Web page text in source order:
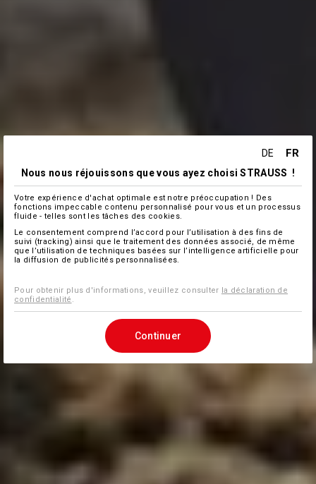
DE FR
Nous nous réjouissons que vous ayez choisi STRAUSS !
Votre expérience d'achat optimale est notre préoccupation ! Des
fonctions impeccable contenu personnalisé pour vous et un processus
fluide - telles sont les tâches des cookies.
Le consentement comprend l’accord pour l’utilisation à des fins de
suivi (tracking) ainsi que le traitement des données associé, de même
que l’utilisation de techniques basées sur l’intelligence artificielle pour
la diffusion de publicités personnalisées.
Pour obtenir plus d'informations, veuillez consulter la déclaration de
confidentialité .
Continuer